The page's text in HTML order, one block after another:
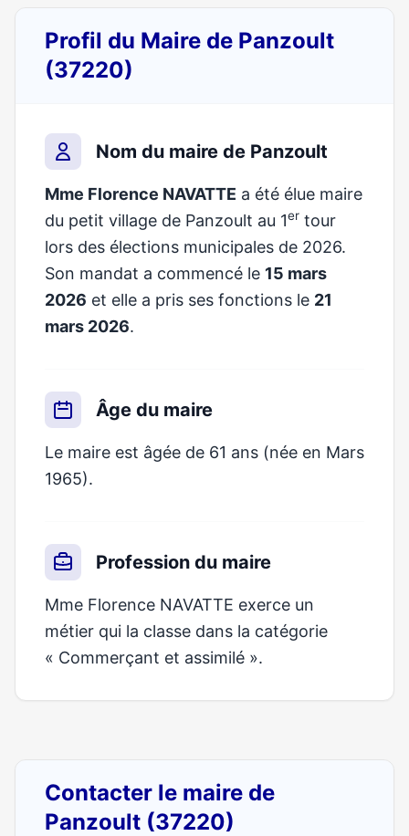
Profil du Maire de Panzoult
(37220)
Nom du maire de Panzoult
Mme Florence NAVATTE a été élue maire
du petit village de Panzoult au 1er tour
lors des élections municipales de 2026.
Son mandat a commencé le 15 mars
2026 et elle a pris ses fonctions le 21
mars 2026.
Âge du maire
Le maire est âgée de 61 ans (née en Mars
1965).
Profession du maire
Mme Florence NAVATTE exerce un
métier qui la classe dans la catégorie
« Commerçant et assimilé ».
Contacter le maire de
Panzoult (37220)